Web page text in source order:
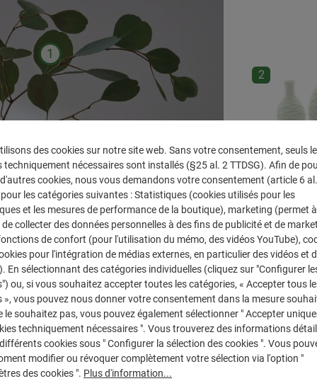
1
2
Acheter la
des cookies sur notre site web. Sans votre consentement, seuls
techniquement nécessaires sont installés (§25 al. 2 TTDSG). Afin de
cookies, nous vous demandons votre consentement (article 6
pour les catégories suivantes : Statistiques (cookies utilisés pour les
et les mesures de performance de la boutique), marketing (permet à
de collecter des données personnelles à des fins de publicité et de
de confort (pour l'utilisation du mémo, des vidéos YouTube),
pour l'intégration de médias externes, en particulier des vidéos et
En sélectionnant des catégories individuelles (cliquez sur "Configurer
ou, si vous souhaitez accepter toutes les catégories, « Accepter tous
», vous pouvez nous donner votre consentement dans la mesure
le souhaitez pas, vous pouvez également sélectionner " Accepter
techniquement nécessaires ". Vous trouverez des informations
cookies sous " Configurer la sélection des cookies ". Vous
modifier ou révoquer complètement votre sélection via l'option "
des cookies ". Plus d'information...